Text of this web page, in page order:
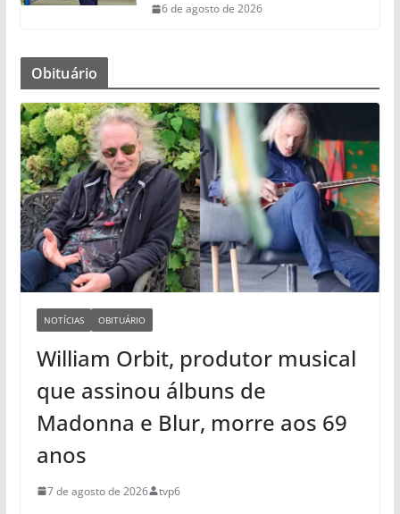
6 de agosto de 2026
Obituário
NOTÍCIAS OBITUÁRIO
William Orbit, produtor musical
que assinou álbuns de
Madonna e Blur, morre aos 69
anos
7 de agosto de 2026 tvp6